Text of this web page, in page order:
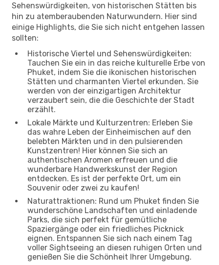
Sehenswürdigkeiten, von historischen Stätten bis
hin zu atemberaubenden Naturwundern. Hier sind
einige Highlights, die Sie sich nicht entgehen lassen
sollten:
Historische Viertel und Sehenswürdigkeiten:
Tauchen Sie ein in das reiche kulturelle Erbe von
Phuket, indem Sie die ikonischen historischen
Stätten und charmanten Viertel erkunden. Sie
werden von der einzigartigen Architektur
verzaubert sein, die die Geschichte der Stadt
erzählt.
Lokale Märkte und Kulturzentren: Erleben Sie
das wahre Leben der Einheimischen auf den
belebten Märkten und in den pulsierenden
Kunstzentren! Hier können Sie sich an
authentischen Aromen erfreuen und die
wunderbare Handwerkskunst der Region
entdecken. Es ist der perfekte Ort, um ein
Souvenir oder zwei zu kaufen!
Naturattraktionen: Rund um Phuket finden Sie
wunderschöne Landschaften und einladende
Parks, die sich perfekt für gemütliche
Spaziergänge oder ein friedliches Picknick
eignen. Entspannen Sie sich nach einem Tag
voller Sightseeing an diesen ruhigen Orten und
genießen Sie die Schönheit Ihrer Umgebung.